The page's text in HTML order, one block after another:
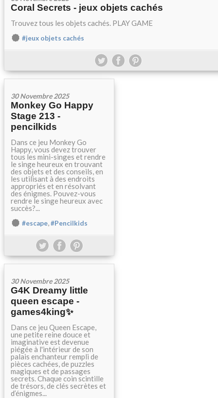
Coral Secrets - jeux objets cachés
Trouvez tous les objets cachés. PLAY GAME
#jeux objets cachés
30 Novembre 2025
Monkey Go Happy
Stage 213 -
pencilkids
Dans ce jeu Monkey Go
Happy, vous devez trouver
tous les mini-singes et rendre
le singe heureux en trouvant
des objets et des conseils, en
les utilisant à des endroits
appropriés et en résolvant
des énigmes. Pouvez-vous
rendre le singe heureux avec
succès?...
#escape,#Pencilkids
30 Novembre 2025
G4K Dreamy little
queen escape -
games4king✨
Dans ce jeu Queen Escape,
une petite reine douce et
imaginative est devenue
piégée à l'intérieur de son
palais enchanteur rempli de
pièces cachées, de puzzles
magiques et de passages
secrets. Chaque coin scintille
de trésors, de clés secrètes et
d’énigmes...